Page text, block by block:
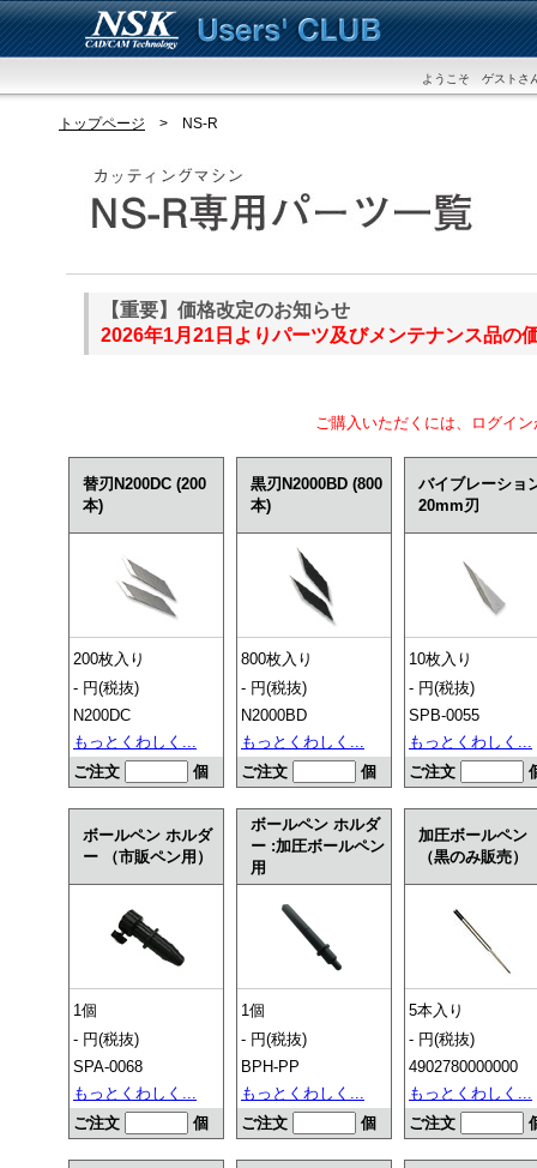
ようこそ ゲスト
トップページ > NS-R
【重要】価格改定のお知らせ
2026年1月21日よりパーツ及びメンテナンス品の
ご購入いただくには、ログイ
替刃N200DC (200
本)
200枚入り
- 円(税抜)
N200DC
もっとくわしく...
ご注文
個
黒刃N2000BD (800
本)
800枚入り
- 円(税抜)
N2000BD
もっとくわしく...
ご注文
個
バイブレーショ
20mm刃
10枚入り
- 円(税抜)
SPB-0055
もっとくわしく...
ご注文
ボールペン ホルダ
ー （市販ペン用）
1個
- 円(税抜)
SPA-0068
もっとくわしく...
ご注文
個
ボールペン ホルダ
ー :加圧ボールペン
用
1個
- 円(税抜)
BPH-PP
もっとくわしく...
ご注文
個
加圧ボールペン
（黒のみ販売）
5本入り
- 円(税抜)
4902780000000
もっとくわしく...
ご注文